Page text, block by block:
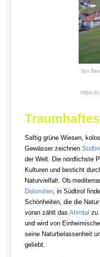
Von
https://
Saftig grüne Wiesen,
Gewässer zeichnen
der Welt. Die nördlichste
Kulturen und besticht
Naturvielfalt. Ob
Dolomiten, in Südtirol
Schönheiten, die die
voran zählt dasAhrntal zu
und wird von
seine Naturbelassenheit
geliebt.